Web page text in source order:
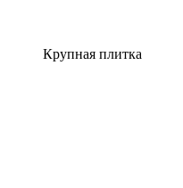
Крупная плитка